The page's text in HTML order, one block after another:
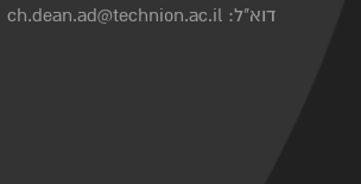
דוא"ל: ch.dean.ad@technion.ac.il